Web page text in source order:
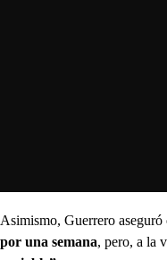
Asimismo, Guerrero aseguró
por una semana, pero, a la